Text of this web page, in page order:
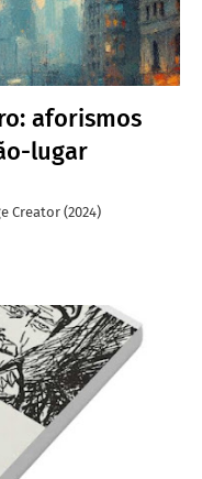
aforismos
lugar
Creator (2024)